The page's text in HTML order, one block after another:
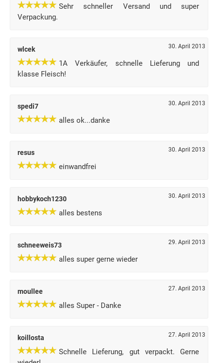
Sehr schneller Versand und super
Verpackung.
wlcek 30. April 2013
1A Verkäufer, schnelle Lieferung und
klasse Fleisch!
spedi7 30. April 2013
alles ok...danke
resus 30. April 2013
einwandfrei
hobbykoch1230 30. April 2013
alles bestens
schneeweis73 29. April 2013
alles super gerne wieder
moullee 27. April 2013
alles Super - Danke
koillosta 27. April 2013
Schnelle Lieferung, gut verpackt. Gerne